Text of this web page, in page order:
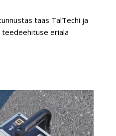
taas TalTechi ja
teedeehituse eriala